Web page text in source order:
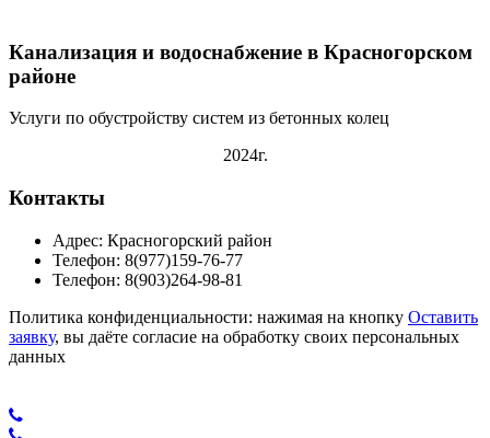
Канализация и водоснабжение в Красногорском
районе
Услуги по обустройству систем из бетонных колец
2024г.
Контакты
Адрес: Красногорский район
Телефон: 8(977)159-76-77
Телефон: 8(903)264-98-81
Политика конфиденциальности: нажимая на кнопку Оставить
заявку, вы даёте согласие на обработку своих персональных
данных